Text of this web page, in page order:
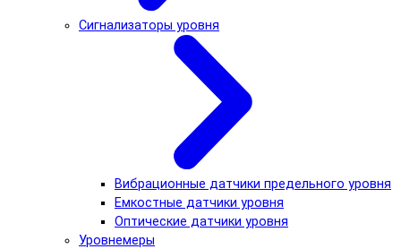
Сигнализаторы уровня
Вибрационные датчики предельного уровня
Емкостные датчики уровня
Оптические датчики уровня
Уровнемеры